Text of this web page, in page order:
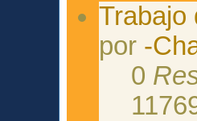
Trabajo
por -
0